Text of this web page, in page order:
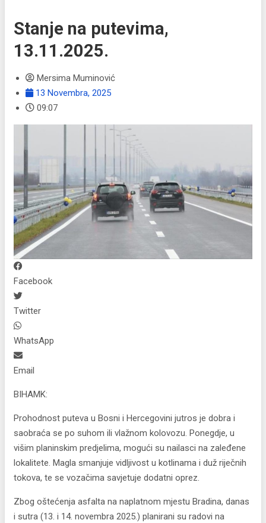
Stanje na putevima,
13.11.2025.
Mersima Muminović
13 Novembra, 2025
09:07
Facebook
Twitter
WhatsApp
Email
BIHAMK:
Prohodnost puteva u Bosni i Hercegovini jutros je dobra i
saobraća se po suhom ili vlažnom kolovozu. Ponegdje, u
višim planinskim predjelima, mogući su nailasci na zaleđene
lokalitete. Magla smanjuje vidljivost u kotlinama i duž riječnih
tokova, te se vozačima savjetuje dodatni oprez.
Zbog oštećenja asfalta na naplatnom mjestu Bradina, danas
i sutra (13. i 14. novembra 2025.) planirani su radovi na